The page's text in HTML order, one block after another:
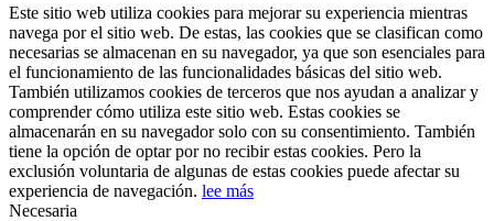
Este sitio web utiliza cookies para mejorar su experiencia mientras
navega por el sitio web. De estas, las cookies que se clasifican como
necesarias se almacenan en su navegador, ya que son esenciales para
el funcionamiento de las funcionalidades básicas del sitio web.
También utilizamos cookies de terceros que nos ayudan a analizar y
comprender cómo utiliza este sitio web. Estas cookies se
almacenarán en su navegador solo con su consentimiento. También
tiene la opción de optar por no recibir estas cookies. Pero la
exclusión voluntaria de algunas de estas cookies puede afectar su
experiencia de navegación. lee más
Necesaria